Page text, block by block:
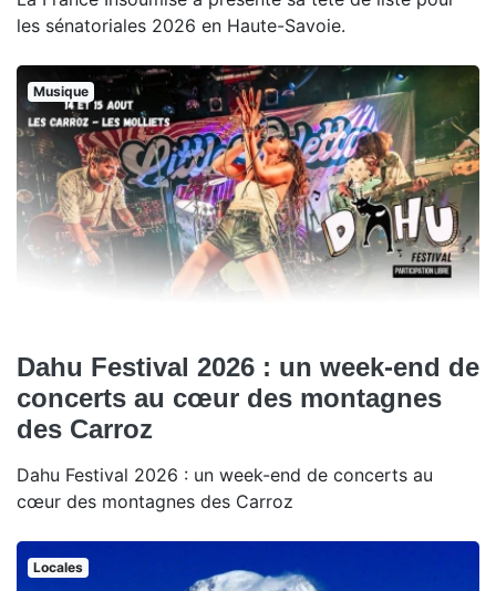
les sénatoriales 2026 en Haute-Savoie.
Musique
Dahu Festival 2026 : un week-end de
concerts au cœur des montagnes
des Carroz
Dahu Festival 2026 : un week-end de concerts au
cœur des montagnes des Carroz
Locales